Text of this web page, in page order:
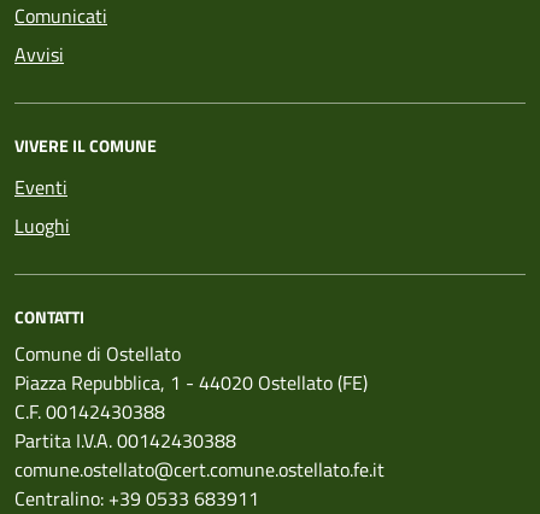
Comunicati
Avvisi
VIVERE IL COMUNE
Eventi
Luoghi
CONTATTI
Comune di Ostellato
Piazza Repubblica, 1 - 44020 Ostellato (FE)
C.F. 00142430388
Partita I.V.A. 00142430388
comune.ostellato@cert.comune.ostellato.fe.it
Centralino: +39 0533 683911